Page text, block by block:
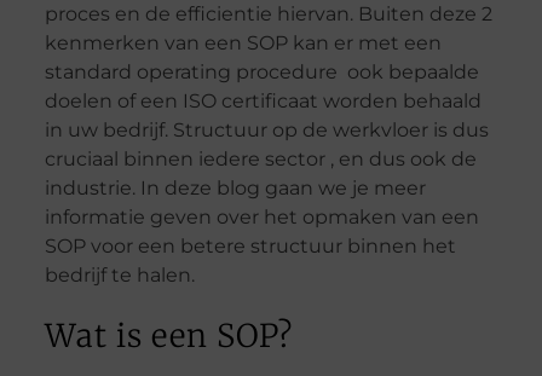
proces en de efficientie hiervan. Buiten deze 2
kenmerken van een SOP kan er met een
standard operating procedure ook bepaalde
doelen of een ISO certificaat worden behaald
in uw bedrijf. Structuur op de werkvloer is dus
cruciaal binnen iedere sector , en dus ook de
industrie. In deze blog gaan we je meer
informatie geven over het opmaken van een
SOP voor een betere structuur binnen het
bedrijf te halen.
Wat is een SOP?